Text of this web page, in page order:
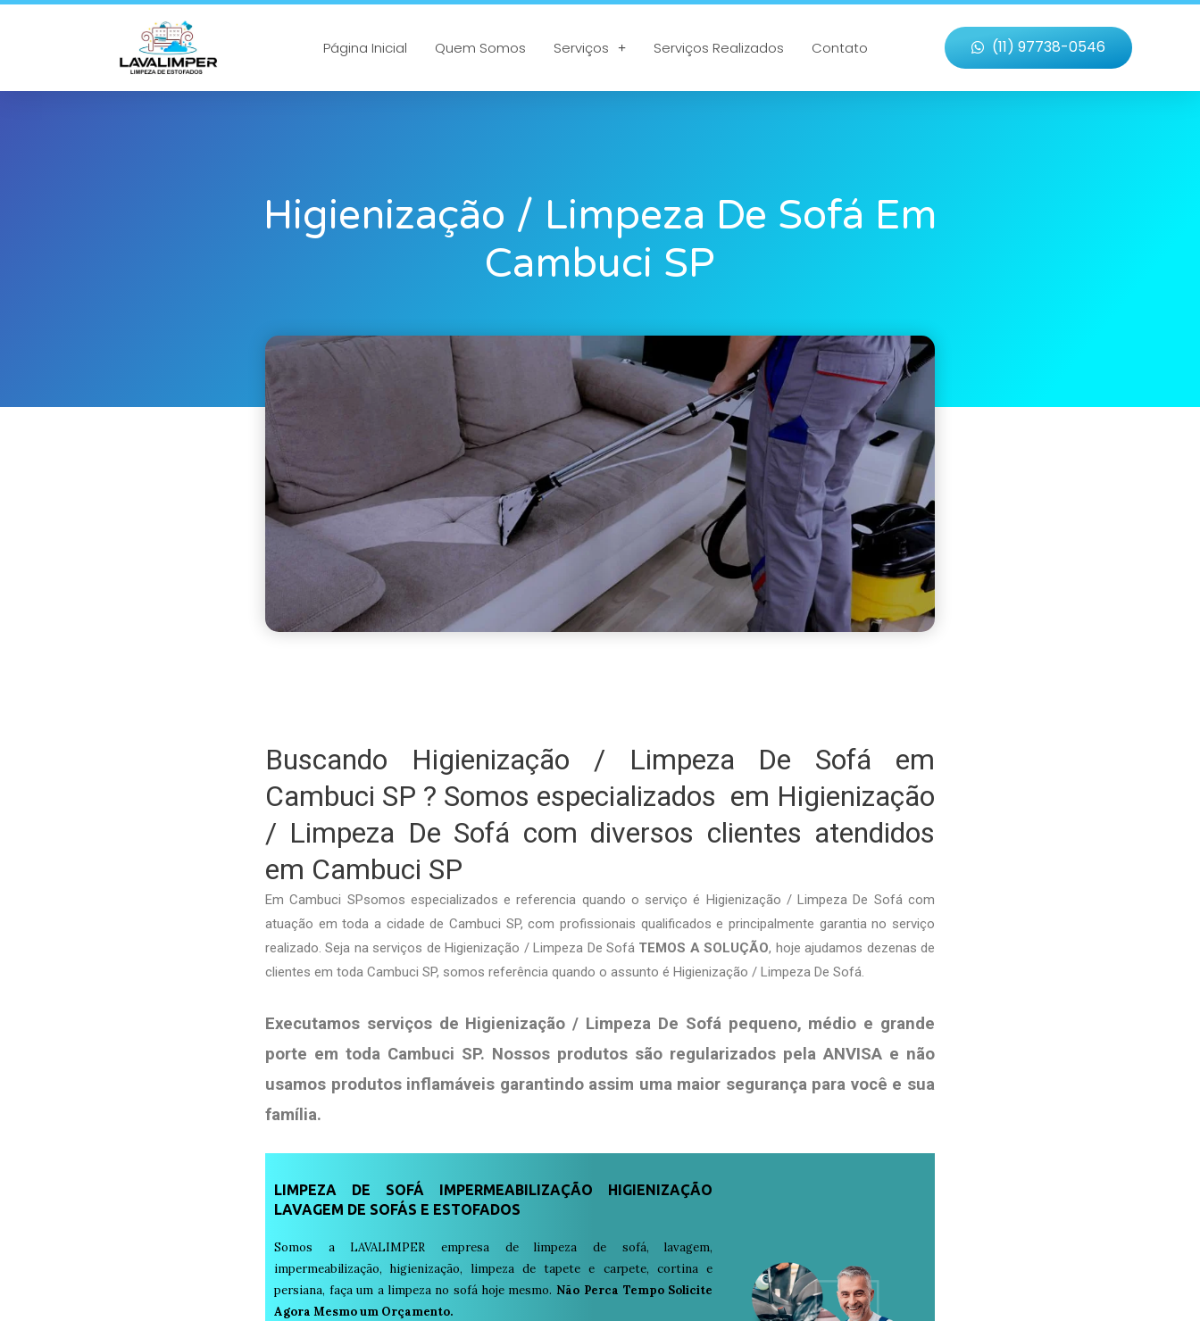
Página Inicial Quem Somos Serviços Serviços Realizados Contato (11) 97738-0546
Higienização / Limpeza De Sofá Em
Cambuci SP
Buscando Higienização / Limpeza De Sofá em
Cambuci SP ? Somos especializados em Higienização
/ Limpeza De Sofá com diversos clientes atendidos
em Cambuci SP
Em Cambuci SPsomos especializados e referencia quando o serviço é Higienização / Limpeza De Sofá com
atuação em toda a cidade de Cambuci SP, com profissionais qualificados e principalmente garantia no serviço
realizado. Seja na serviços de Higienização / Limpeza De Sofá TEMOS A SOLUÇÃO, hoje ajudamos dezenas de
clientes em toda Cambuci SP, somos referência quando o assunto é Higienização / Limpeza De Sofá.
Executamos serviços de Higienização / Limpeza De Sofá pequeno, médio e grande
porte em toda Cambuci SP. Nossos produtos são regularizados pela ANVISA e não
usamos produtos inflamáveis garantindo assim uma maior segurança para você e sua
família.
LIMPEZA DE SOFÁ IMPERMEABILIZAÇÃO HIGIENIZAÇÃO
LAVAGEM DE SOFÁS E ESTOFADOS
Somos a LAVALIMPER empresa de limpeza de sofá, lavagem,
impermeabilização, higienização, limpeza de tapete e carpete, cortina e
persiana, faça um a limpeza no sofá hoje mesmo. Não Perca Tempo Solicite
Agora Mesmo um Orçamento.